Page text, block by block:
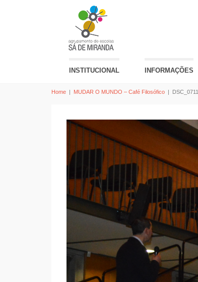
INSTITUCIONAL INFORMAÇÕES
Home | MUDAR O MUNDO – Café Filosófico | DSC_0711